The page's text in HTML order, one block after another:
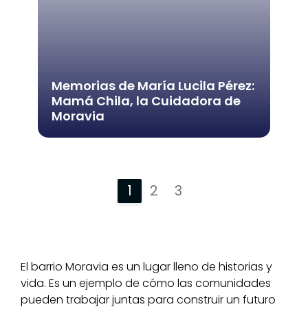
Memorias de María Lucila Pérez:
Mamá Chila, la Cuidadora de
Moravia
1 2 3
El barrio Moravia es un lugar lleno de historias y
vida. Es un ejemplo de cómo las comunidades
pueden trabajar juntas para construir un futuro